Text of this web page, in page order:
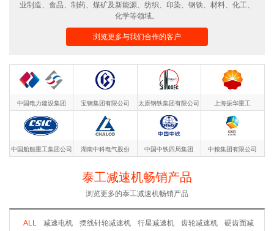
业制造、食品、制药、煤矿及新能源、纺织、印染、钢铁、材料、化工、
化学等领域。
浏览更多与我们合作的客户
中国电力建设集团 宝钢集团有限公司 太原钢铁集团有限公司 上海振华重工
中国船舶重工集团公司 湖南中科电气股份 中国中铁四局集团 中粮集团有限公司
泰工减速机畅销产品
浏览更多的泰工减速机畅销产品
ALL 减速电机 摆线针轮减速机 行星减速机 齿轮减速机
硬齿面减